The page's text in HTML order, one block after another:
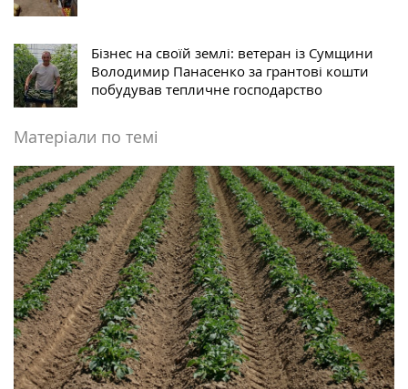
Бізнес на своїй землі: ветеран із Сумщини
Володимир Панасенко за грантові кошти
побудував тепличне господарство
Матеріали по темі